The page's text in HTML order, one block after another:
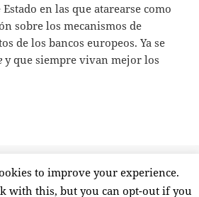
en las que atarearse como
sobre los mecanismos de
de los bancos europeos. Ya se
y que siempre vivan mejor los
,UE Deja un comentarioen Las dos
to improve your experience.
with this, but you can opt-out if you